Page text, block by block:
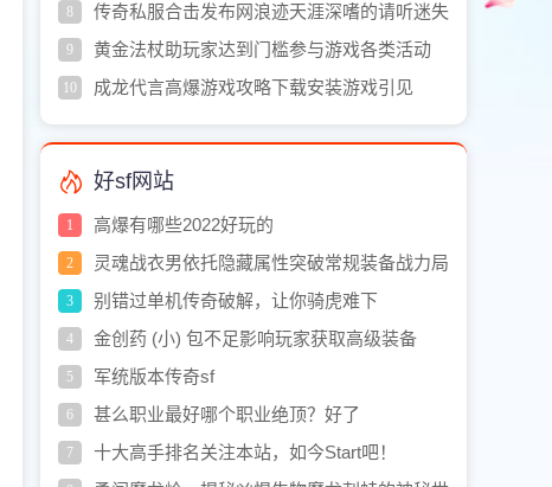
8
传奇私服合击发布网浪迹天涯深嗜的请听迷失
版本我说
9 黄金法杖助玩家达到门槛参与游戏各类活动
10 成龙代言高爆游戏攻略下载安装游戏引见
好sf网站
1 高爆有哪些2022好玩的
2
灵魂战衣男依托隐藏属性突破常规装备战力局
限
3 别错过单机传奇破解，让你骑虎难下
4 金创药 (小) 包不足影响玩家获取高级装备
5 军统版本传奇sf
6 甚么职业最好哪个职业绝顶？好了
7 十大高手排名关注本站，如今Start吧！